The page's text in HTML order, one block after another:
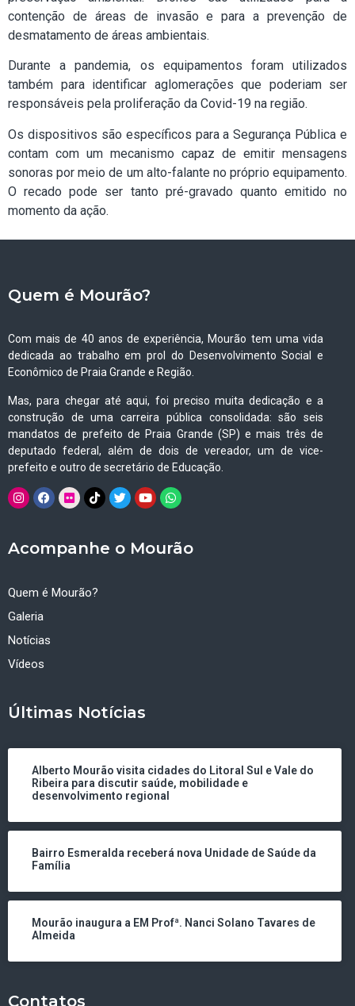
contenção de áreas de invasão e para a prevenção de
desmatamento de áreas ambientais.
Durante a pandemia, os equipamentos foram utilizados
também para identificar aglomerações que poderiam ser
responsáveis pela proliferação da Covid-19 na região.
Os dispositivos são específicos para a Segurança Pública e
contam com um mecanismo capaz de emitir mensagens
sonoras por meio de um alto-falante no próprio equipamento.
O recado pode ser tanto pré-gravado quanto emitido no
momento da ação.
Quem é Mourão?
Com mais de 40 anos de experiência, Mourão tem uma vida
dedicada ao trabalho em prol do Desenvolvimento Social e
Econômico de Praia Grande e Região.
Mas, para chegar até aqui, foi preciso muita dedicação e a
construção de uma carreira pública consolidada: são seis
mandatos de prefeito de Praia Grande (SP) e mais três de
deputado federal, além de dois de vereador, um de vice-
prefeito e outro de secretário de Educação.
Acompanhe o Mourão
Quem é Mourão?
Galeria
Notícias
Vídeos
Últimas Notícias
Alberto Mourão visita cidades do Litoral Sul e Vale do
Ribeira para discutir saúde, mobilidade e
desenvolvimento regional
Bairro Esmeralda receberá nova Unidade de Saúde da
Família
Mourão inaugura a EM Profª. Nanci Solano Tavares de
Almeida
Contatos